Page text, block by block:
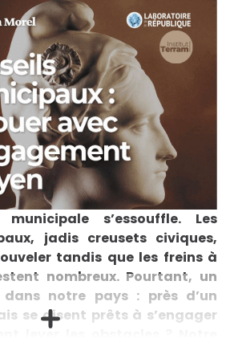
s’essouffle. Les
jadis creusets civiques,
tandis que les freins à
nombreux. Pourtant, un
notre pays : près d’un
se disent prêts à s’engager
lever les obstacles ? Notre